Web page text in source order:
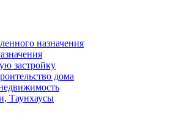
назначения
застройку
дома
Таунхаусы